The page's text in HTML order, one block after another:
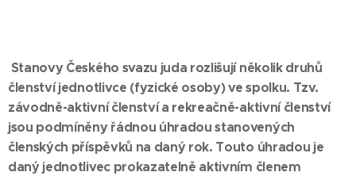
Stanovy Českého svazu juda rozlišují několik druhů
členství jednotlivce (fyzické osoby) ve spolku. Tzv.
závodně-aktivní členství a rekreačně-aktivní členství
jsou podmíněny řádnou úhradou stanovených
členských příspěvků na daný rok. Touto úhradou je
daný jednotlivec prokazatelně aktivním členem